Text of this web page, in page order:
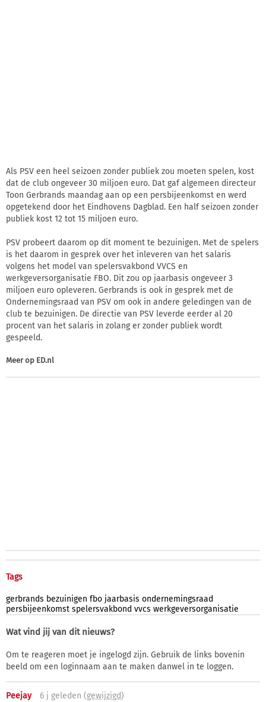
Als PSV een heel seizoen zonder publiek zou moeten spelen, kost
dat de club ongeveer 30 miljoen euro. Dat gaf algemeen directeur
Toon Gerbrands maandag aan op een persbijeenkomst en werd
opgetekend door het Eindhovens Dagblad. Een half seizoen zonder
publiek kost 12 tot 15 miljoen euro.
PSV probeert daarom op dit moment te bezuinigen. Met de spelers
is het daarom in gesprek over het inleveren van het salaris
volgens het model van spelersvakbond VVCS en
werkgeversorganisatie FBO. Dit zou op jaarbasis ongeveer 3
miljoen euro opleveren. Gerbrands is ook in gesprek met de
Ondernemingsraad van PSV om ook in andere geledingen van de
club te bezuinigen. De directie van PSV leverde eerder al 20
procent van het salaris in zolang er zonder publiek wordt
gespeeld.
Meer op ED.nl
Tags
gerbrands bezuinigen fbo jaarbasis ondernemingsraad
persbijeenkomst spelersvakbond vvcs werkgeversorganisatie
Wat vind jij van dit nieuws?
Om te reageren moet je ingelogd zijn. Gebruik de links bovenin
beeld om een loginnaam aan te maken danwel in te loggen.
Peejay 6 j geleden (gewijzigd)